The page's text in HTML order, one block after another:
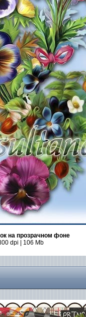
на прозрачном фоне
dpi | 106 Mb